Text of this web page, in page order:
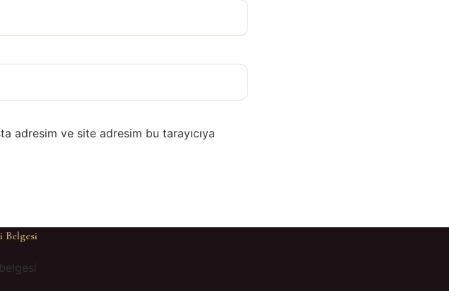
adresim ve site adresim bu tarayıcıya
Belgesi